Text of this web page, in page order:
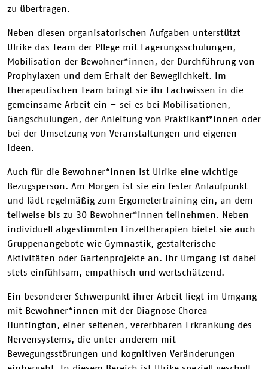
zu übertragen.
Neben diesen organisatorischen Aufgaben unterstützt
Ulrike das Team der Pflege mit Lagerungsschulungen,
Mobilisation der Bewohner*innen, der Durchführung von
Prophylaxen und dem Erhalt der Beweglichkeit. Im
therapeutischen Team bringt sie ihr Fachwissen in die
gemeinsame Arbeit ein – sei es bei Mobilisationen,
Gangschulungen, der Anleitung von Praktikant*innen oder
bei der Umsetzung von Veranstaltungen und eigenen
Ideen.
Auch für die Bewohner*innen ist Ulrike eine wichtige
Bezugsperson. Am Morgen ist sie ein fester Anlaufpunkt
und lädt regelmäßig zum Ergometertraining ein, an dem
teilweise bis zu 30 Bewohner*innen teilnehmen. Neben
individuell abgestimmten Einzeltherapien bietet sie auch
Gruppenangebote wie Gymnastik, gestalterische
Aktivitäten oder Gartenprojekte an. Ihr Umgang ist dabei
stets einfühlsam, empathisch und wertschätzend.
Ein besonderer Schwerpunkt ihrer Arbeit liegt im Umgang
mit Bewohner*innen mit der Diagnose Chorea
Huntington, einer seltenen, vererbbaren Erkrankung des
Nervensystems, die unter anderem mit
Bewegungsstörungen und kognitiven Veränderungen